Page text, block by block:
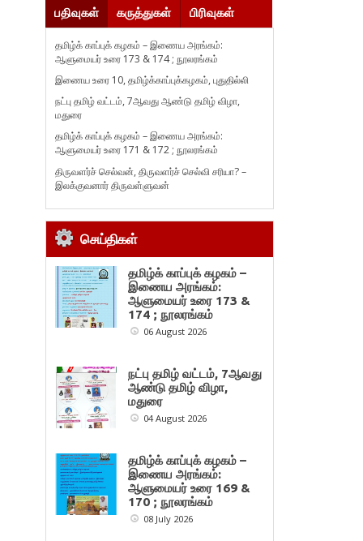
பதிவுகள் கருத்துகள் பிரிவுகள்
தமிழ்க் காப்புக் கழகம் – இணைய அரங்கம்:
ஆளுமையர் உரை 173 & 174 ; நூலரங்கம்
இணைய உரை 10, தமிழ்க்காப்புக்கழகம், புதுதில்லி
நட்பு தமிழ் வட்டம், 7ஆவது ஆண்டு தமிழ் விழா,
மதுரை
தமிழ்க் காப்புக் கழகம் – இணைய அரங்கம்:
ஆளுமையர் உரை 171 & 172 ; நூலரங்கம்
திருவளர்ச் செல்வன், திருவளர்ச் செல்வி சரியா? –
இலக்குவனார் திருவள்ளுவன்
செய்திகள்
தமிழ்க் காப்புக் கழகம் –
இணைய அரங்கம்:
ஆளுமையர் உரை 173 &
174 ; நூலரங்கம்
06 August 2026
நட்பு தமிழ் வட்டம், 7ஆவது
ஆண்டு தமிழ் விழா,
மதுரை
04 August 2026
தமிழ்க் காப்புக் கழகம் –
இணைய அரங்கம்:
ஆளுமையர் உரை 169 &
170 ; நூலரங்கம்
08 July 2026